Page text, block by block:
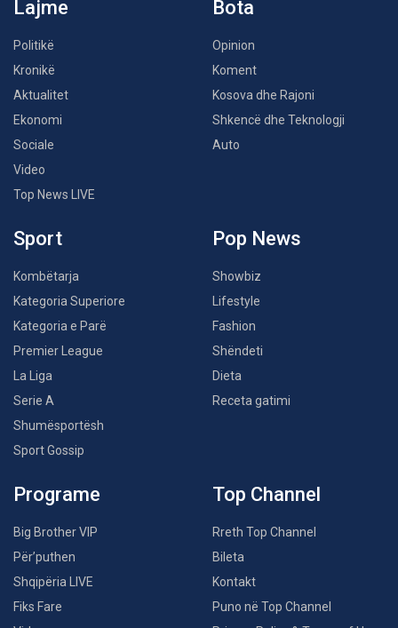
Lajme
Politikë
Kronikë
Aktualitet
Ekonomi
Sociale
Video
Top News LIVE
Bota
Opinion
Koment
Kosova dhe Rajoni
Shkencë dhe Teknologji
Auto
Sport
Kombëtarja
Kategoria Superiore
Kategoria e Parë
Premier League
La Liga
Serie A
Shumësportësh
Sport Gossip
Pop News
Showbiz
Lifestyle
Fashion
Shëndeti
Dieta
Receta gatimi
Programe
Big Brother VIP
Për’puthen
Shqipëria LIVE
Fiks Fare
Top Channel
Rreth Top Channel
Bileta
Kontakt
Puno në Top Channel